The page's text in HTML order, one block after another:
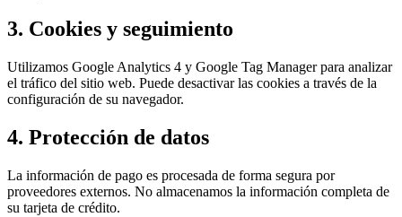
3. Cookies y seguimiento
Utilizamos Google Analytics 4 y Google Tag Manager para analizar
el tráfico del sitio web. Puede desactivar las cookies a través de la
configuración de su navegador.
4. Protección de datos
La información de pago es procesada de forma segura por
proveedores externos. No almacenamos la información completa de
su tarjeta de crédito.